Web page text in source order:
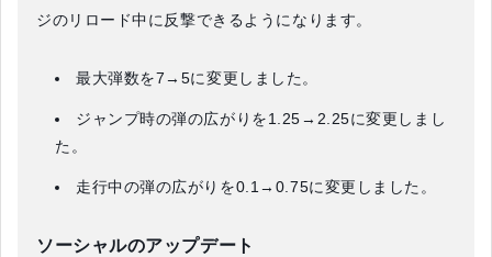
ジのリロード中に反撃できるようになります。
最大弾数を7→5に変更しました。
ジャンプ時の弾の広がりを1.25→2.25に変更しまし
た。
走行中の弾の広がりを0.1→0.75に変更しました。
ソーシャルのアップデート